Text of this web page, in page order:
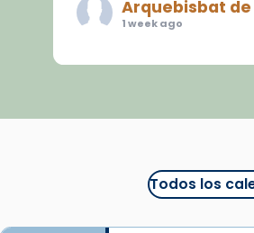
Arquebisbat
1 week ago
juliol la missa de
Todos los